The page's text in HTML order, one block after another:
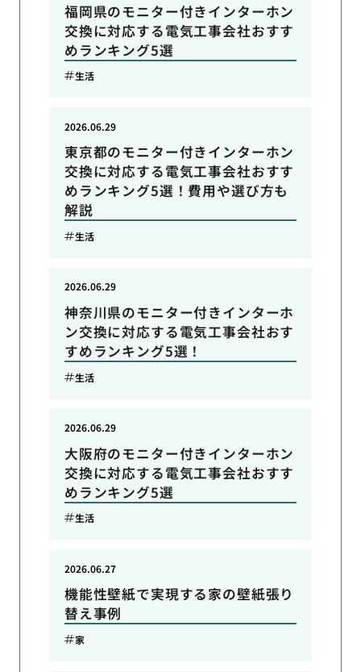
福岡県のモニター付きインターホン
交換に対応する電気工事会社おすす
めランキング5選
生活
東京都のモニター付きインターホン
交換に対応する電気工事会社おすす
めランキング5選！費用や選び方も
解説
2026.06.29
生活
神奈川県のモニター付きインターホ
ン交換に対応する電気工事会社おす
すめランキング5選！
2026.06.29
生活
大阪府のモニター付きインターホン
交換に対応する電気工事会社おすす
めランキング5選
2026.06.29
生活
機能性壁紙で実現する家の壁紙張り
替え事例
2026.06.27
家